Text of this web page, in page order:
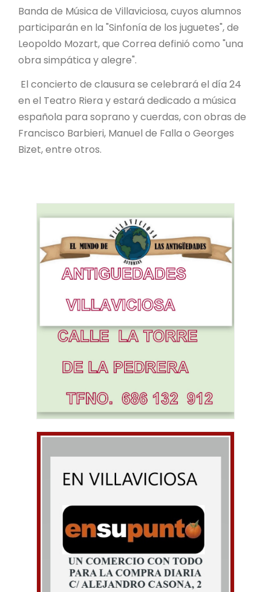
Banda de Música de Villaviciosa, cuyos alumnos
participarán en la "Sinfonía de los juguetes", de
Leopoldo Mozart, que Correa definió como "una
obra simpática y alegre".
El concierto de clausura se celebrará el día 24
en el Teatro Riera y estará dedicado a música
española para soprano y cuerdas, con obras de
Francisco Barbieri, Manuel de Falla o Georges
Bizet, entre otros.